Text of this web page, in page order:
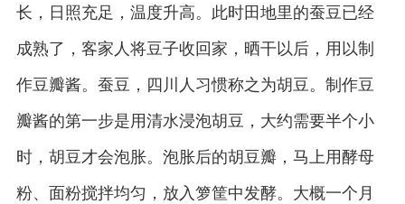
长，日照充足，温度升高。此时田地里的蚕豆已经
成熟了，客家人将豆子收回家，晒干以后，用以制
作豆瓣酱。蚕豆，四川人习惯称之为胡豆。制作豆
瓣酱的第一步是用清水浸泡胡豆，大约需要半个小
时，胡豆才会泡胀。泡胀后的胡豆瓣，马上用酵母
粉、面粉搅拌均匀，放入箩筐中发酵。大概一个月